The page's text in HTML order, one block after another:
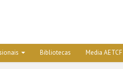
Bibliotecas Media AETCF